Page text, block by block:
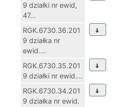
9 działki nr ewid,
47...
RGK.6730.36.201
9 działka nr
ewid....
RGK.6730.35.201
9 działki nr ewid....
RGK.6730.34.201
9 działka nr ewid.